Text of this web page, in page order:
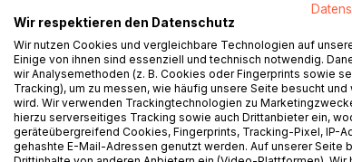
Dieses Buch ist nicht nur ein Sachbuch,
wie man damit umgehen kann.
Dieses Buch gibt auch klare
helfen kann, sich aus den Fängen des
Mut machen. Es zeigt, dass Heilung
Betroffener oder Angehöriger, hier
Wir respektieren den Datenschutz
Wir nutzen Cookies und vergleichbare Technologien auf
Einige von ihnen sind essenziell und technisch notwendig.
wir Analysemethoden (z. B. Cookies oder Fingerprints sowie
Tracking), um zu messen, wie häufig unsere Seite besucht
wird. Wir verwenden Trackingtechnologien zu
hierzu serverseitiges Tracking sowie auch Drittanbieter ein,
geräteübergreifend Cookies, Fingerprints, Tracking-Pixel, IP-
gehashte E-Mail-Adressen genutzt werden. Auf unserer Seite